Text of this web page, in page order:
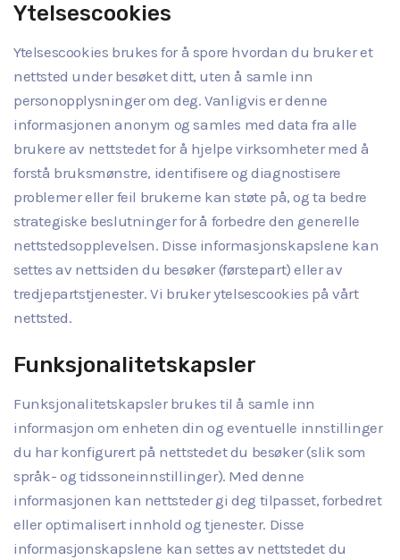
Ytelsescookies
Ytelsescookies brukes for å spore hvordan du bruker et
nettsted under besøket ditt, uten å samle inn
personopplysninger om deg. Vanligvis er denne
informasjonen anonym og samles med data fra alle
brukere av nettstedet for å hjelpe virksomheter med å
forstå bruksmønstre, identifisere og diagnostisere
problemer eller feil brukerne kan støte på, og ta bedre
strategiske beslutninger for å forbedre den generelle
nettstedsopplevelsen. Disse informasjonskapslene kan
settes av nettsiden du besøker (førstepart) eller av
tredjepartstjenester. Vi bruker ytelsescookies på vårt
nettsted.
Funksjonalitetskapsler
Funksjonalitetskapsler brukes til å samle inn
informasjon om enheten din og eventuelle innstillinger
du har konfigurert på nettstedet du besøker (slik som
språk- og tidssoneinnstillinger). Med denne
informasjonen kan nettsteder gi deg tilpasset, forbedret
eller optimalisert innhold og tjenester. Disse
informasjonskapslene kan settes av nettstedet du